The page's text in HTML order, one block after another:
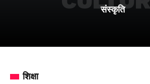
संस्कृति
शिक्षा